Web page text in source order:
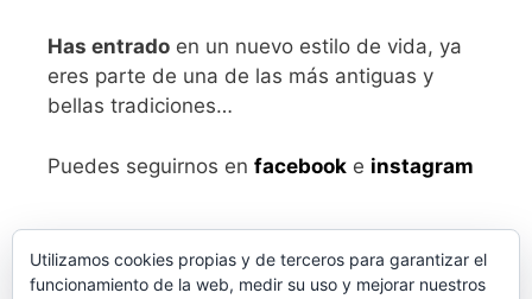
Has entrado en un nuevo estilo de vida, ya
eres parte de una de las más antiguas y
bellas tradiciones…
Puedes seguirnos en facebook e instagram
Utilizamos cookies propias y de terceros para garantizar el
funcionamiento de la web, medir su uso y mejorar nuestros